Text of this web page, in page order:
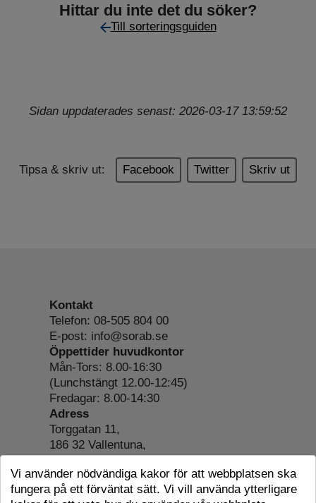
Hittar du inte det du söker?
Till sorteringsguiden
Sidan uppdaterades senast: 2026-03-17 13:59:52
Tipsa & skriv ut: Facebook Twitter Skriv ut
Kontakt
Telefon: 08-505 804 00
E-post: info@sorab.se
Öppettider huvudkontor
Mån-Tors: 8.00-16:30
(Lunchstängt 12.00-12:45)
Fredagar: 8.00-14:30
Adress
Torggatan 11,
186 32 Vallentuna,
Org.nr: 556197-4022
Om webbplatsen
Tillgänglighetsredogörelse
Vi använder nödvändiga kakor för att webbplatsen ska
fungera på ett förväntat sätt. Vi vill använda ytterligare